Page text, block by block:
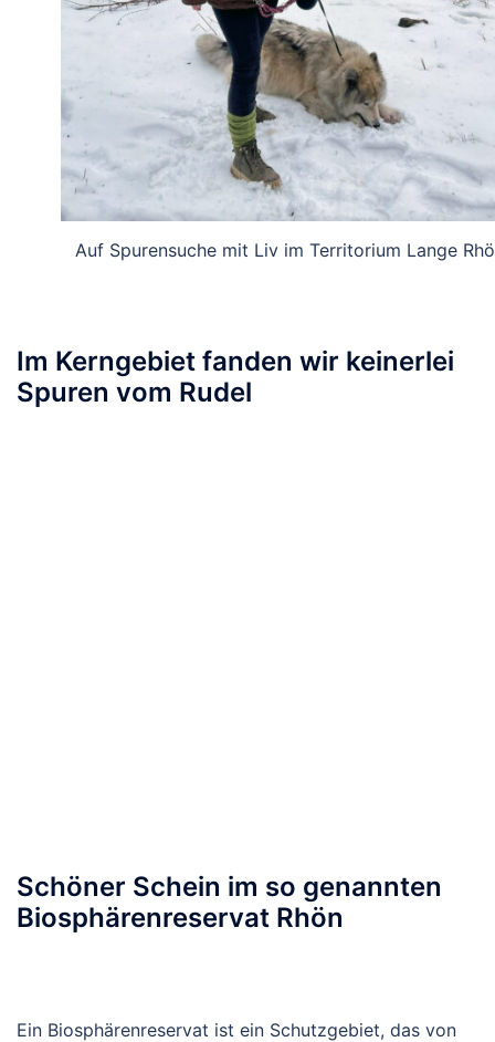
Auf Spurensuche mit Liv im Territorium Lange
Im Kerngebiet fanden wir keinerlei
Spuren vom Rudel
Schöner Schein im so genannten
Biosphärenreservat Rhön
Ein Biosphärenreservat ist ein Schutzgebiet, das von